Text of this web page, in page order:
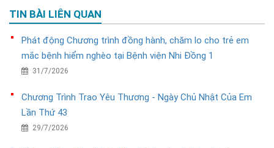
TIN BÀI LIÊN QUAN
Phát động Chương trình đồng hành, chăm lo cho trẻ em
mắc bệnh hiểm nghèo tại Bệnh viện Nhi Đồng 1
31/7/2026
Chương Trình Trao Yêu Thương - Ngày Chủ Nhật Của Em
Lần Thứ 43
29/7/2026